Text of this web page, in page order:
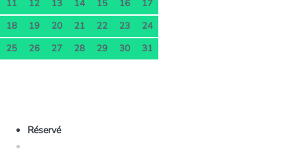
11 12 13 14 15 16
17
18
19 20 21 22 23
24
25
26 27 28 29 30 31
Réservé